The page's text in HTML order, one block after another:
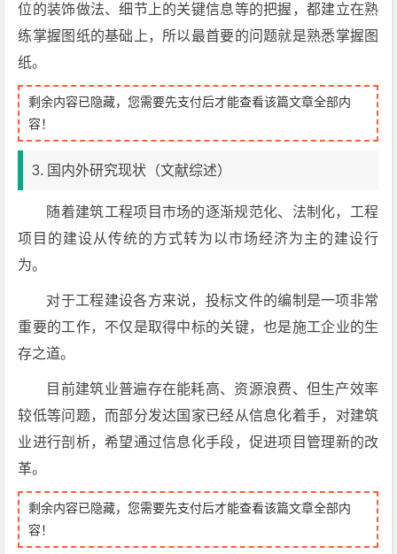
位的装饰做法、细节上的关键信息等的把握，都建立在熟
练掌握图纸的基础上，所以最首要的问题就是熟悉掌握图
纸。
剩余内容已隐藏，您需要先支付后才能查看该篇文章全部内
容！
3. 国内外研究现状（文献综述）
随着建筑工程项目市场的逐渐规范化、法制化，工程
项目的建设从传统的方式转为以市场经济为主的建设行
为。
对于工程建设各方来说，投标文件的编制是一项非常
重要的工作，不仅是取得中标的关键，也是施工企业的生
存之道。
目前建筑业普遍存在能耗高、资源浪费、但生产效率
较低等问题，而部分发达国家已经从信息化着手，对建筑
业进行剖析，希望通过信息化手段，促进项目管理新的改
革。
剩余内容已隐藏，您需要先支付后才能查看该篇文章全部内
容！